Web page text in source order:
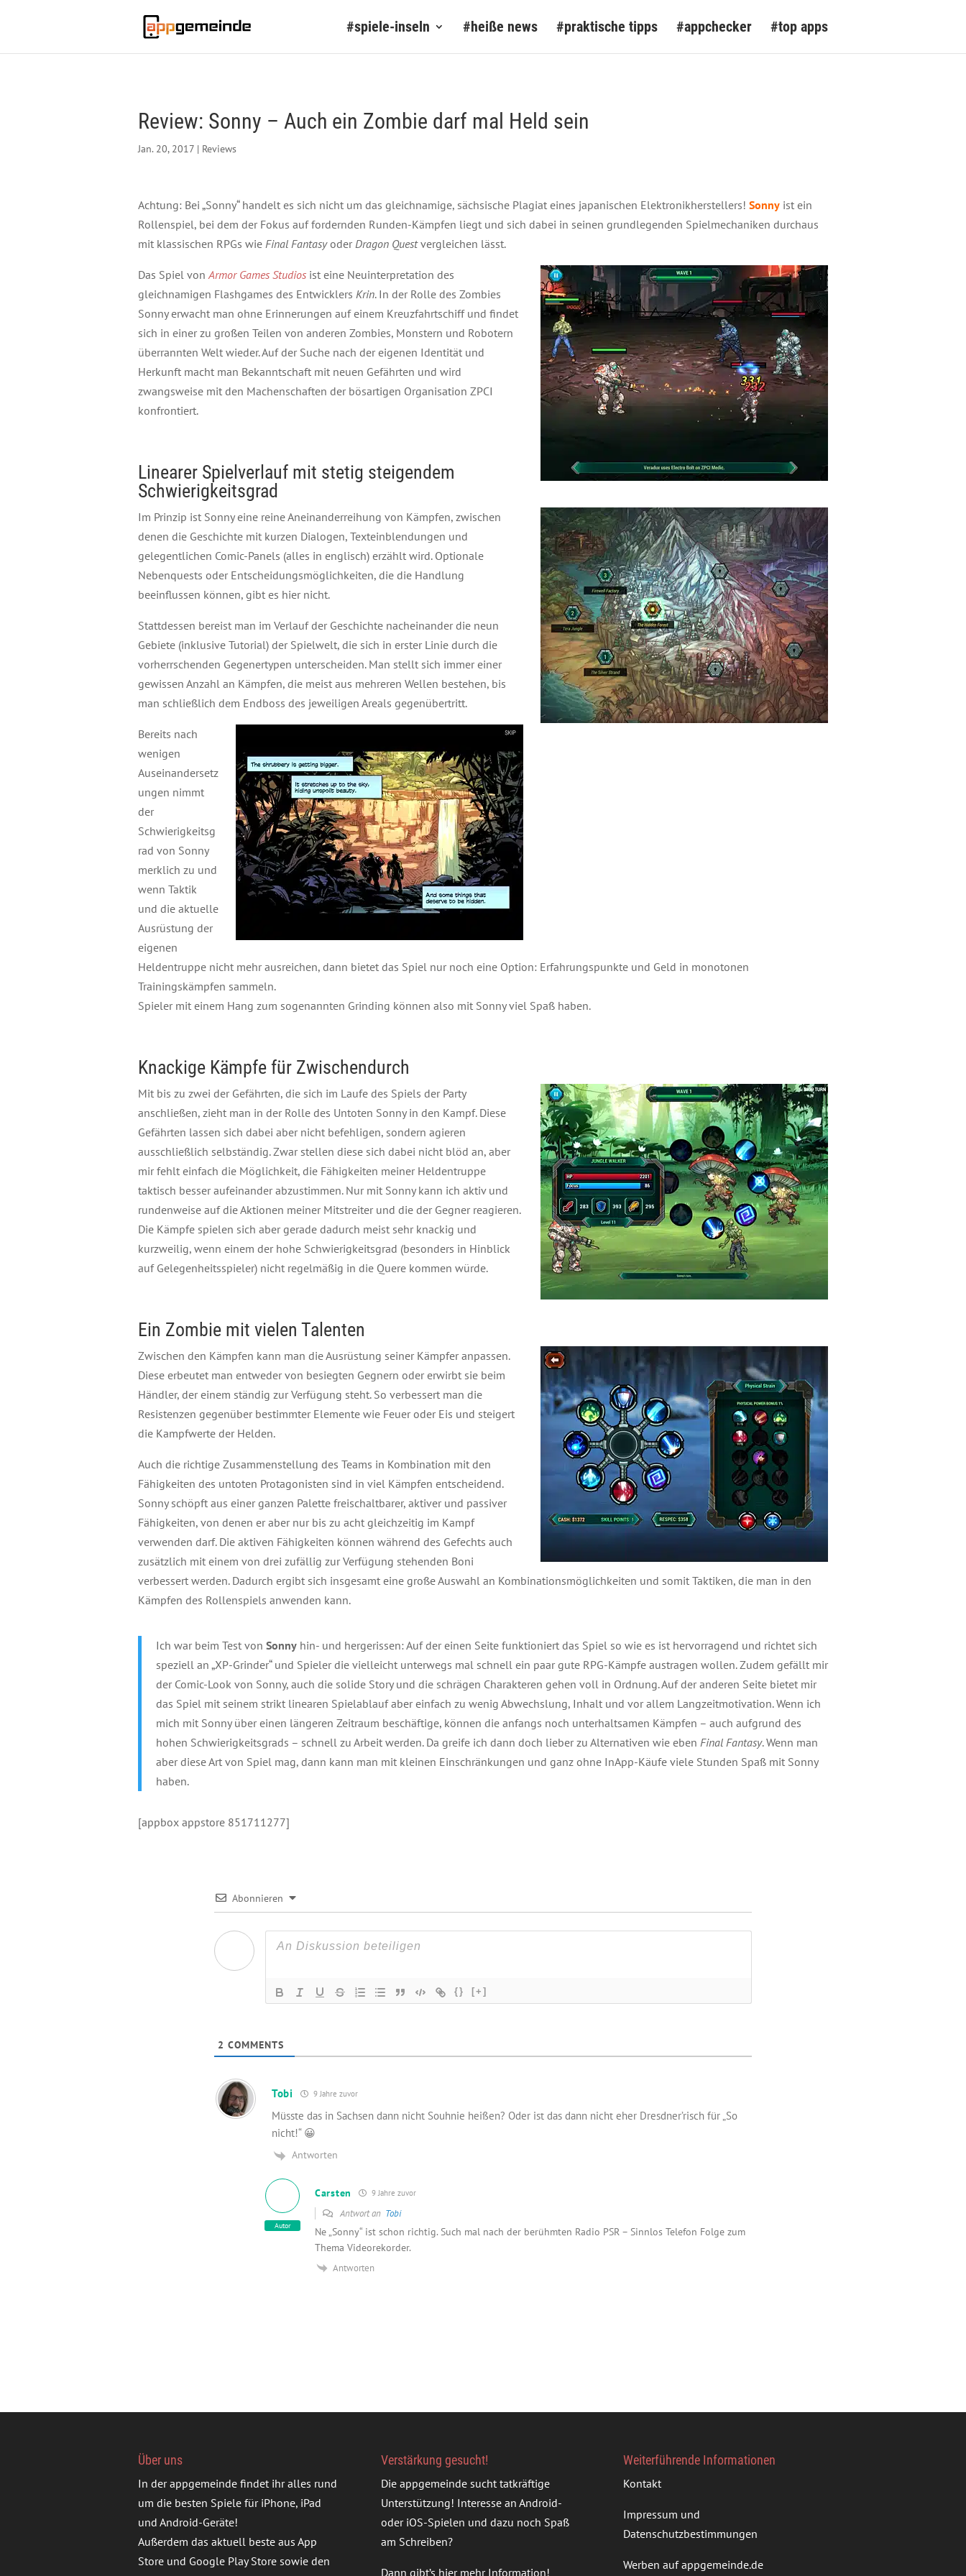
#spiele-inseln #heiße news #praktische tipps #appchecker #top apps
Review: Sonny – Auch ein Zombie darf mal Held sein
Jan. 20, 2017 | Reviews
Achtung: Bei „Sonny“ handelt es sich nicht um das gleichnamige, sächsische Plagiat eines japanischen Elektronikherstellers! Sonny ist ein
Rollenspiel, bei dem der Fokus auf fordernden Runden-Kämpfen liegt und sich dabei in seinen grundlegenden Spielmechaniken durchaus
mit klassischen RPGs wie Final Fantasyoder Dragon Questvergleichen lässt.
Das Spiel vonArmor Games Studios ist eine Neuinterpretation des
gleichnamigen Flashgames des Entwicklers Krin. In der Rolle des Zombies
Sonny erwacht man ohne Erinnerungen auf einem Kreuzfahrtschiff und findet
sich in einer zu großen Teilen von anderen Zombies, Monstern und Robotern
überrannten Welt wieder. Auf der Suche nach der eigenen Identität und
Herkunft macht man Bekanntschaft mit neuen Gefährten und wird
zwangsweise mit den Machenschaften der bösartigen Organisation ZPCI
konfrontiert.
Linearer Spielverlauf mit stetig steigendem
Schwierigkeitsgrad
Im Prinzip ist Sonny eine reine Aneinanderreihung von Kämpfen, zwischen
denen die Geschichte mit kurzen Dialogen, Texteinblendungen und
gelegentlichen Comic-Panels (alles in englisch) erzählt wird. Optionale
Nebenquests oder Entscheidungsmöglichkeiten, die die Handlung
beeinflussen können, gibt es hier nicht.
Stattdessen bereist man im Verlauf der Geschichte nacheinander die neun
Gebiete (inklusive Tutorial) der Spielwelt, die sich in erster Linie durch die
vorherrschenden Gegenertypen unterscheiden. Man stellt sich immer einer
gewissen Anzahl an Kämpfen, die meist aus mehreren Wellen bestehen, bis
man schließlich dem Endboss des jeweiligen Areals gegenübertritt.
Bereits nach
wenigen
Auseinandersetz
ungen nimmt
der
Schwierigkeitsg
rad von Sonny
merklich zu und
wenn Taktik
und die aktuelle
Ausrüstung der
eigenen
Heldentruppe nicht mehr ausreichen, dann bietet das Spiel nur noch eine Option: Erfahrungspunkte und Geld in monotonen
Trainingskämpfen sammeln.
Spieler mit einem Hang zum sogenannten Grinding können also mit Sonny viel Spaß haben.
Knackige Kämpfe für Zwischendurch
Mit bis zu zwei der Gefährten, die sich im Laufe des Spiels der Party
anschließen, zieht man in der Rolle des Untoten Sonny in den Kampf. Diese
Gefährten lassen sich dabei aber nicht befehligen, sondern agieren
ausschließlich selbständig. Zwar stellen diese sich dabei nicht blöd an, aber
mir fehlt einfach die Möglichkeit, die Fähigkeiten meiner Heldentruppe
taktisch besser aufeinander abzustimmen. Nur mit Sonny kann ich aktiv und
rundenweise auf die Aktionen meiner Mitstreiter und die der Gegner reagieren.
Die Kämpfe spielen sich aber gerade dadurch meist sehr knackig und
kurzweilig, wenn einem der hohe Schwierigkeitsgrad (besonders in Hinblick
auf Gelegenheitsspieler) nicht regelmäßig in die Quere kommen würde.
Ein Zombie mit vielen Talenten
Zwischen den Kämpfen kann man die Ausrüstung seiner Kämpfer anpassen.
Diese erbeutet man entweder von besiegten Gegnern oder erwirbt sie beim
Händler, der einem ständig zur Verfügung steht. So verbessert man die
Resistenzen gegenüber bestimmter Elemente wie Feuer oder Eis und steigert
die Kampfwerte der Helden.
Auch die richtige Zusammenstellung des Teams in Kombination mit den
Fähigkeiten des untoten Protagonisten sind in viel Kämpfen entscheidend.
Sonny schöpft aus einer ganzen Palette freischaltbarer, aktiver und passiver
Fähigkeiten, von denen er aber nur bis zu acht gleichzeitig im Kampf
verwenden darf. Die aktiven Fähigkeiten können während des Gefechts auch
zusätzlich mit einem von drei zufällig zur Verfügung stehenden Boni
verbessert werden. Dadurch ergibt sich insgesamt eine große Auswahl an Kombinationsmöglichkeiten und somit Taktiken, die man in den
Kämpfen des Rollenspiels anwenden kann.
Ich war beim Test von Sonny hin- und hergerissen: Auf der einen Seite funktioniert das Spiel so wie es ist hervorragend und richtet sich
speziell an „XP-Grinder“ und Spieler die vielleicht unterwegs mal schnell ein paar gute RPG-Kämpfe austragen wollen. Zudem gefällt mir
der Comic-Look von Sonny, auch die solide Story und die schrägen Charakteren gehen voll in Ordnung. Auf der anderen Seite bietet mir
das Spiel mit seinem strikt linearen Spielablauf aber einfach zu wenig Abwechslung, Inhalt und vor allem Langzeitmotivation. Wenn ich
mich mit Sonny über einen längeren Zeitraum beschäftige, können die anfangs noch unterhaltsamen Kämpfen – auch aufgrund des
hohen Schwierigkeitsgrads – schnell zu Arbeit werden. Da greife ich dann doch lieber zu Alternativen wie eben Final Fantasy. Wenn man
aber diese Art von Spiel mag, dann kann man mit kleinen Einschränkungen und ganz ohne InApp-Käufe viele Stunden Spaß mit Sonny
haben.
[appbox appstore 851711277]
Abonnieren
{} [+]
2 COMMENTS
Tobi 9 Jahre zuvor
Müsste das in Sachsen dann nicht Souhnie heißen? Oder ist das dann nicht eher Dresdner’risch für „So
nicht!“ 😀
Antworten
Autor
Carsten 9 Jahre zuvor
Antwort an Tobi
Ne „Sonny“ ist schon richtig. Such mal nach der berühmten Radio PSR – Sinnlos Telefon Folge zum
Thema Videorekorder.
Antworten
Über uns
In der appgemeinde findet ihr alles rund
um die besten Spiele für iPhone, iPad
und Android-Geräte!
Außerdem das aktuell beste aus App
Store und Google Play Store sowie den
Verstärkung gesucht!
Die appgemeinde sucht tatkräftige
Unterstützung! Interesse an Android-
oder iOS-Spielen und dazu noch Spaß
am Schreiben?
Dann gibt’s hier mehr Information!
Weiterführende Informationen
Kontakt
Impressum und
Datenschutzbestimmungen
Werben auf appgemeinde.de